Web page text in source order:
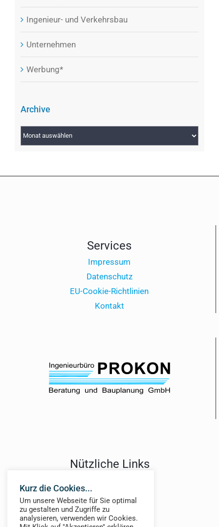
Ingenieur- und Verkehrsbau
Unternehmen
Werbung*
Archive
Archive
Services
Impressum
Datenschutz
EU-Cookie-Richtlinien
Kontakt
Nützliche Links
News
Kurz die Cookies...
Um unsere Webseite für Sie optimal
zu gestalten und Zugriffe zu
analysieren, verwenden wir Cookies.